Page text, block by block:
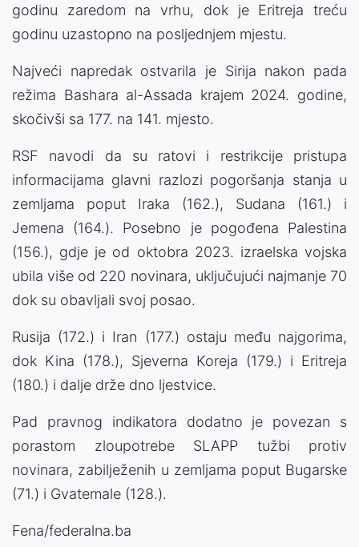
godinu zaredom na vrhu, dok je Eritreja treću
godinu uzastopno na posljednjem mjestu.
Najveći napredak ostvarila je Sirija nakon pada
režima Bashara al-Assada krajem 2024. godine,
skočivši sa 177. na 141. mjesto.
RSF navodi da su ratovi i restrikcije pristupa
informacijama glavni razlozi pogoršanja stanja u
zemljama poput Iraka (162.), Sudana (161.) i
Jemena (164.). Posebno je pogođena Palestina
(156.), gdje je od oktobra 2023. izraelska vojska
ubila više od 220 novinara, uključujući najmanje 70
dok su obavljali svoj posao.
Rusija (172.) i Iran (177.) ostaju među najgorima,
dok Kina (178.), Sjeverna Koreja (179.) i Eritreja
(180.) i dalje drže dno ljestvice.
Pad pravnog indikatora dodatno je povezan s
porastom zloupotrebe SLAPP tužbi protiv
novinara, zabilježenih u zemljama poput Bugarske
(71.) i Gvatemale (128.).
Fena/federalna.ba